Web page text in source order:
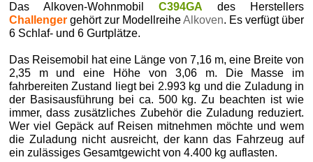
Das Alkoven-Wohnmobil C394GA des Herstellers
Challengergehört zur ModellreiheAlkoven. Es verfügt über
6 Schlaf- und 6 Gurtplätze.
Das Reisemobil hat eine Länge von 7,16 m, eine Breite von
2,35 m und eine Höhe von 3,06 m. Die Masse im
fahrbereiten Zustand liegt bei 2.993 kg und die Zuladung in
der Basisausführung bei ca. 500 kg. Zu beachten ist wie
immer, dass zusätzliches Zubehör die Zuladung reduziert.
Wer viel Gepäck auf Reisen mitnehmen möchte und wem
die Zuladung nicht ausreicht, der kann das Fahrzeug auf
ein zulässiges Gesamtgewicht von 4.400 kg auflasten.